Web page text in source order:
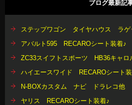
ブログ最新記
ステップワゴン タイヤハウス ラゲ
アバルト595 RECAROシート装着♪
ZC33スイフトスポーツ HB36キャ
ハイエースワイド RECAROシート
N-BOXカスタム ナビ ドラレコ他
ヤリス RECAROシート装着♪